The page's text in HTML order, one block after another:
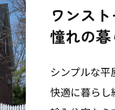
09:00-18:00 水定休ワンス
憧れの暮
シンプルな平
快適に暮らし